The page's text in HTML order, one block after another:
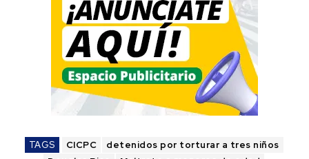
TAGS CICPC
detenidos por torturar a tres niños